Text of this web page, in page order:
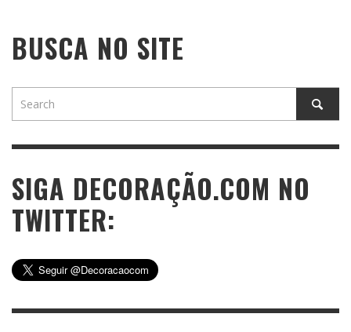
BUSCA NO SITE
SIGA DECORAÇÃO.COM NO
TWITTER: